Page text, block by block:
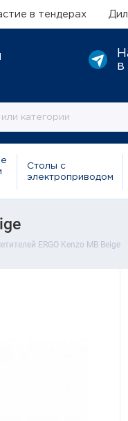
в тендерах
в
Столы с
электроприводом
ERGO Kenzo MB Beige